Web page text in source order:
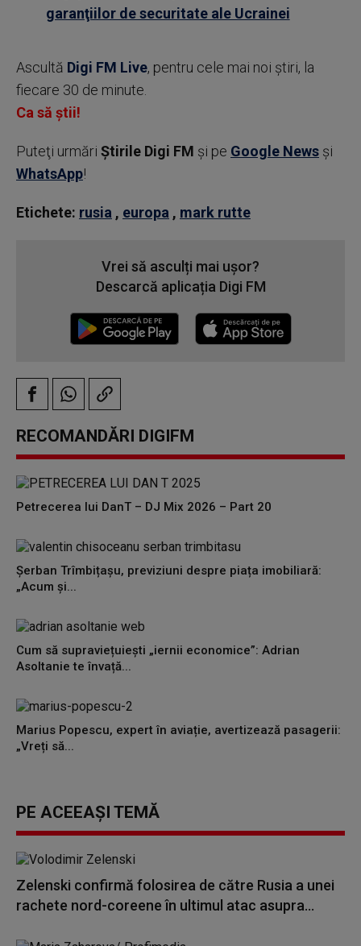
garanţiilor de securitate ale Ucrainei
Ascultă Digi FM Live, pentru cele mai noi știri, la
fiecare 30 de minute.
Ca să știi!
Puteţi urmări Știrile Digi FM şi pe Google News şi
WhatsApp!
Etichete: rusia , europa , mark rutte
Vrei să asculți mai ușor?
Descarcă aplicația Digi FM
RECOMANDĂRI DIGIFM
Petrecerea lui DanT – DJ Mix 2026 – Part 20
Șerban Trîmbițașu, previziuni despre piața imobiliară:
„Acum și...
Cum să supraviețuiești „iernii economice”: Adrian
Asoltanie te învață...
Marius Popescu, expert în aviație, avertizează pasagerii:
„Vreți să...
PE ACEEAȘI TEMĂ
Zelenski confirmă folosirea de către Rusia a unei
rachete nord-coreene în ultimul atac asupra...